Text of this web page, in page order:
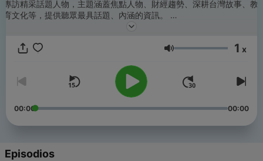
專訪精采話題人物，主題涵蓋焦點人物、財經趨勢、深耕台灣故事、教
育文化等，提供聽眾最具話題、內涵的資訊。
【立即下載 寶島聯播網APP】
蘋果 IOS｜https://reurl.cc/LMxxkK
安卓 Android｜https://reurl.cc/QbllyZ
【鄭弘儀 - 寶島全世界YouTube】
Volumen 1 x
00:00 00:00
Episodios